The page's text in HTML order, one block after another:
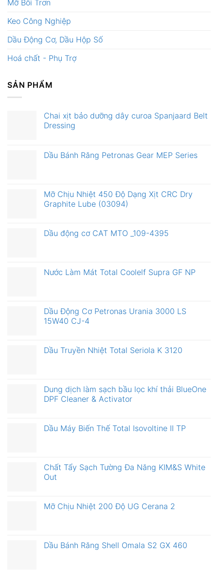
Mỡ Bôi Trơn
Keo Công Nghiệp
Dầu Động Cơ, Dầu Hộp Số
Hoá chất - Phụ Trợ
SẢN PHẨM
Chai xịt bảo dưỡng dây curoa Spanjaard Belt
Dressing
Dầu Bánh Răng Petronas Gear MEP Series
Mỡ Chịu Nhiệt 450 Độ Dạng Xịt CRC Dry
Graphite Lube (03094)
Dầu động cơ CAT MTO _109-4395
Nước Làm Mát Total Coolelf Supra GF NP
Dầu Động Cơ Petronas Urania 3000 LS
15W40 CJ-4
Dầu Truyền Nhiệt Total Seriola K 3120
Dung dịch làm sạch bầu lọc khí thải BlueOne
DPF Cleaner & Activator
Dầu Máy Biến Thế Total Isovoltine II TP
Chất Tẩy Sạch Tường Đa Năng KIM&S White
Out
Mỡ Chịu Nhiệt 200 Độ UG Cerana 2
Dầu Bánh Răng Shell Omala S2 GX 460